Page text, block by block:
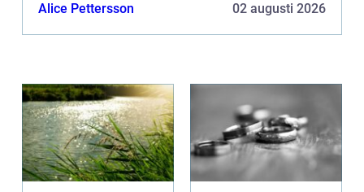
Alice Pettersson 02 augusti 2026